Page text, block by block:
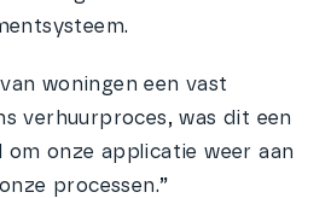
woningen een vast
verhuurproces, was dit een
om onze applicatie weer aan
processen.”